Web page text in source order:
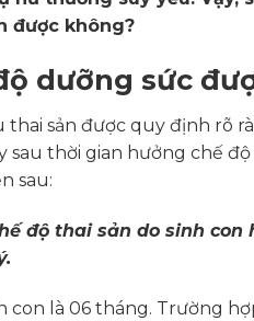
được không?
dưỡng sức
sản được quy định rõ
sau thời gian hưởng chế
sau:
độ thai sản do sinh
con là 06 tháng. Trường